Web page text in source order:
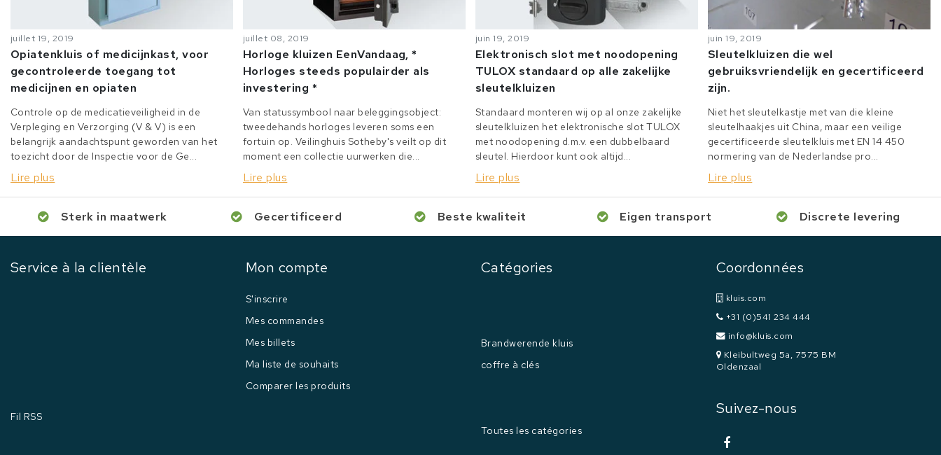
juillet 19, 2019
Opiatenkluis of medicijnkast, voor
gecontroleerde toegang tot
medicijnen en opiaten
Controle op de medicatieveiligheid in de
Verpleging en Verzorging (V & V) is een
belangrijk aandachtspunt geworden van het
toezicht door de Inspectie voor de Ge...
Lire plus
juillet 08, 2019
Horloge kluizen EenVandaag, *
Horloges steeds populairder als
investering *
Van statussymbool naar beleggingsobject:
tweedehands horloges leveren soms een
fortuin op. Veilinghuis Sotheby's veilt op dit
moment een collectie uurwerken die...
Lire plus
juin 19, 2019
Elektronisch slot met noodopening
TULOX standaard op alle zakelijke
sleutelkluizen
Standaard monteren wij op al onze zakelijke
sleutelkluizen het elektronische slot TULOX
met noodopening d.m.v. een dubbelbaard
sleutel. Hierdoor kunt ook altijd...
Lire plus
juin 19, 2019
Sleutelkluizen die wel
gebruiksvriendelijk en gecertificeerd
zijn.
Niet het sleutelkastje met van die kleine
sleutelhaakjes uit China, maar een veilige
gecertificeerde sleutelkluis met EN 14 450
normering van de Nederlandse pro...
Lire plus
Sterk in maatwerk Gecertificeerd Beste kwaliteit Eigen transport Discrete levering
Service à la clientèle
Fil RSS
Mon compte
S'inscrire
Mes commandes
Mes billets
Ma liste de souhaits
Comparer les produits
Catégories
Brandwerende kluis
coffre à clés
Toutes les catégories
Coordonnées
kluis.com
+31 (0)541 234 444
info@kluis.com
Kleibultweg 5a, 7575 BM
Oldenzaal
Suivez-nous